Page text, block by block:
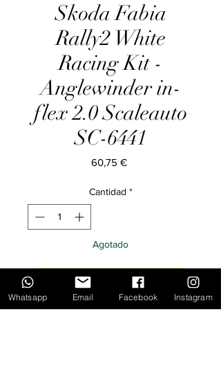
Skoda Fabia
Rally2 White
Racing Kit -
Anglewinder in-
flex 2.0 Scaleauto
SC-6441
60,75 €Precio
Cantidad *
Agotado
Notificar al estar disponible
Whatsapp Email Facebook Instagram